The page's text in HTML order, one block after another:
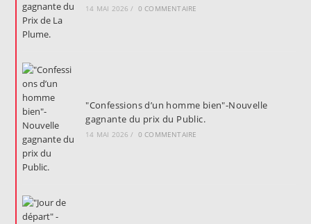
14 MAI 2026 / 0 COMMENTAIRE
"Confessions d’un homme bien"-Nouvelle
gagnante du prix du Public.
14 MAI 2026 / 0 COMMENTAIRE